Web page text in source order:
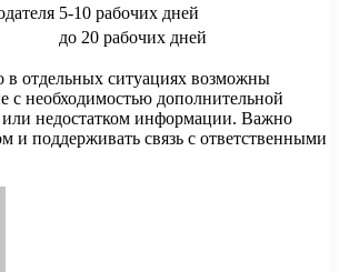
5-10 рабочих дней
до 20 рабочих дней
в отдельных ситуациях возможны
с необходимостью дополнительной
или недостатком информации. Важно
и поддерживать связь с ответственными